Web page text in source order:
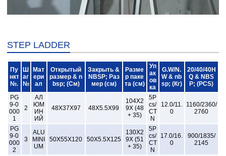
STEP LADDER
Пу
нкт
№.
Ш
аг
№
Мат
ери
ал
Открытый
размер & n
bsp; (См)
Закрыть &
NBSP; Раз
мер (см)
Разме
р паке
та (см)
Уп
ак
ов
ка
G.W/N.
W & nb
sp; (Кг)
20/40/40H
Q & NBS
P; (PCS)
PG
9-0
000
1
2
АЛ
ЮМ
ИН
ИЙ
48X37X97 48X5.5X99
104X2
9X (48
+ 35)
5P
cs/
CT
N
12.0/11.
0
1160/2360/
2760
PG
9-0
000
2
3
ALU
MINI
UM
50X55X120 50X5.5X125
130X2
9X (51
+ 35)
5P
cs/
CT
N
17.0/16.
0
900/1835/
2145